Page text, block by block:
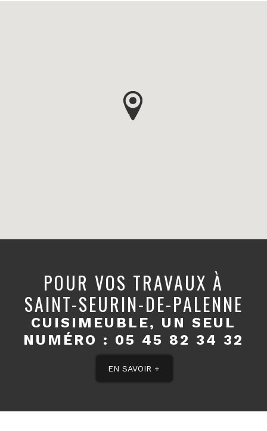
POUR VOS TRAVAUX À
SAINT-SEURIN-DE-PALENNE
CUISIMEUBLE, UN SEUL
NUMÉRO : 05 45 82 34 32
EN SAVOIR +